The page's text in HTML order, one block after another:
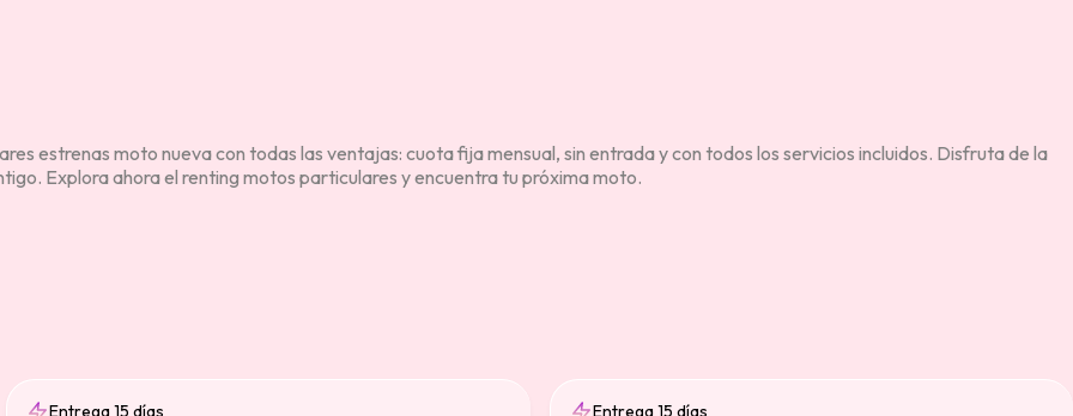
estrenas moto nueva con todas las ventajas: cuota fija mensual, sin entrada y con todos los servicios incluidos. Disfruta de la
Explora ahora el renting motos particulares y encuentra tu próxima moto.
Entrega 15 días Entrega 15 días